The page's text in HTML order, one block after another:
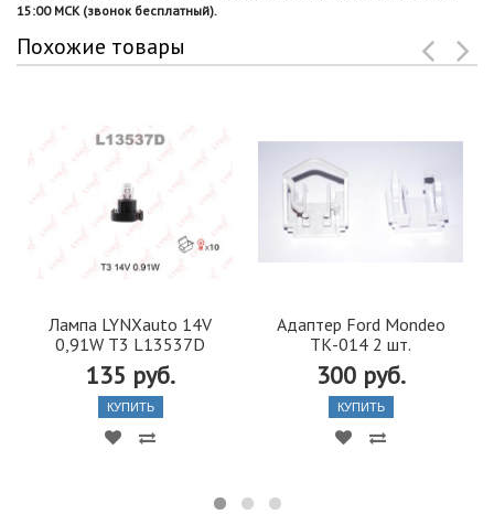
15:00 МСК (звонок бесплатный).
Похожие товары
Лампа LYNXauto 14V
0,91W T3 L13537D
135 руб.
КУПИТЬ
Адаптер Ford Mondeo
ТК-014 2 шт.
300 руб.
КУПИТЬ